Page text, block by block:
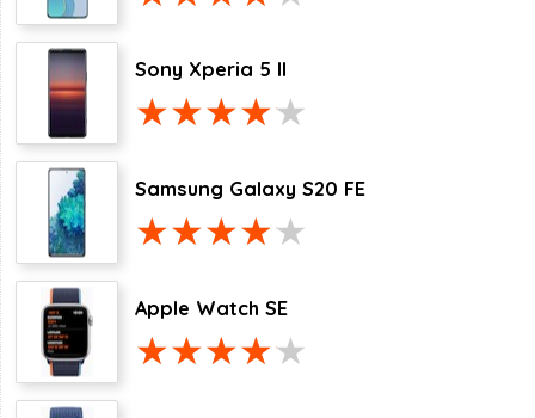
Sony Xperia 5 II
Samsung Galaxy S20 FE
Apple Watch SE